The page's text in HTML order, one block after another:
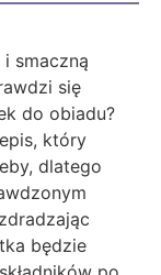
smaczną
się
do obiadu?
który
dlatego
będzie